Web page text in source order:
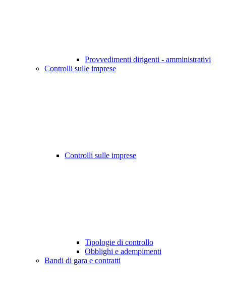
Provvedimenti dirigenti - amministrativi
Controlli sulle imprese
Controlli sulle imprese
Tipologie di controllo
Obblighi e adempimenti
Bandi di gara e contratti